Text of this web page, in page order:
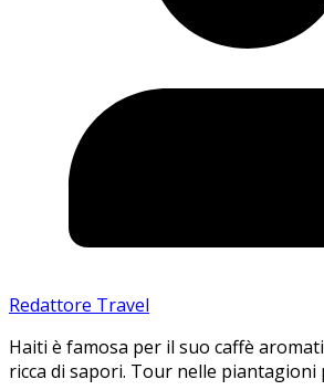
Redattore Travel
Haiti è famosa per il suo caffè
ricca di sapori. Tour nelle